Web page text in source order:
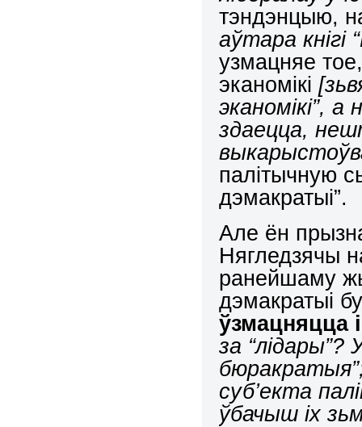
тэндэнцыю,
аўтара кнігі “
узмацняе
эканомікі
эканомікі”, а
здаецца,
палітычную
дэмакратыі”.
Але ён
Нягледзячы
ранейшаму
дэмакратыі
ўзмацняцца
за “лідары”?
суб’екта
ўбачыш іх